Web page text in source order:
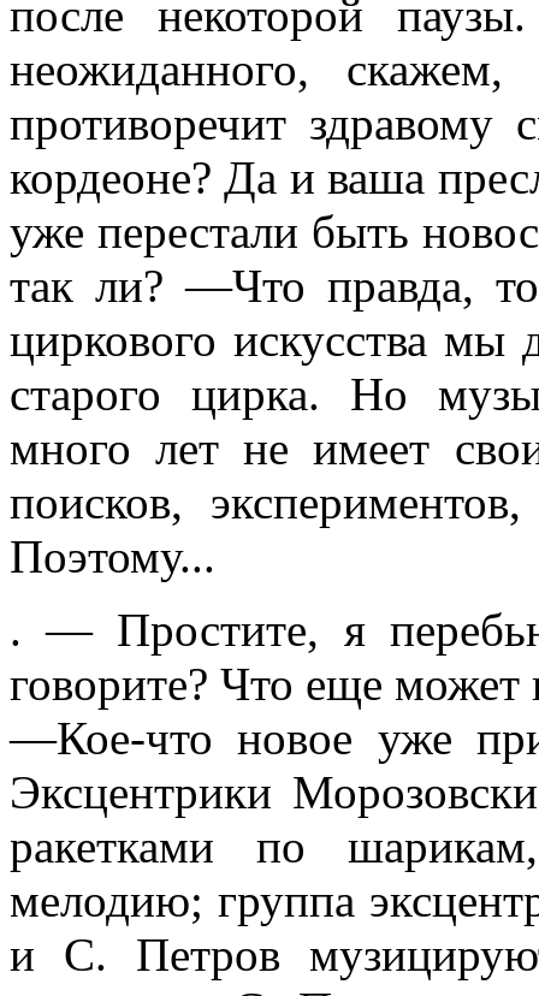
после некоторой
неожиданного,
противоречит
кордеоне? Да и ваша
уже пе­рестали быть
так ли? —Что правда,
циркового ис­кусства мы
старого цирка. Но
много лет не имеет
поисков,
Поэтому...
. — Простите, я
говорите? Что еще
—Кое-что новое уже
Эксцен­трики
ракетками по
мелодию; группа
и С. Петров